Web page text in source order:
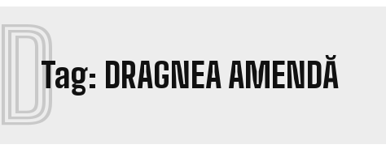
Tag: DRAGNEA AMENDĂ